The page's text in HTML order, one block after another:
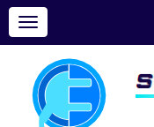
Показать
меню